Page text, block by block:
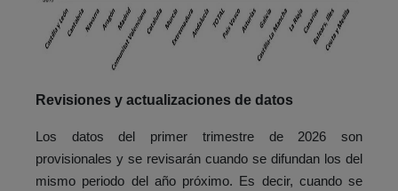
Revisiones y actualizaciones de datos
Los datos del primer trimestre de 2026 son
provisionales y se revisarán cuando se difundan los del
mismo periodo del año próximo. Es decir, cuando se